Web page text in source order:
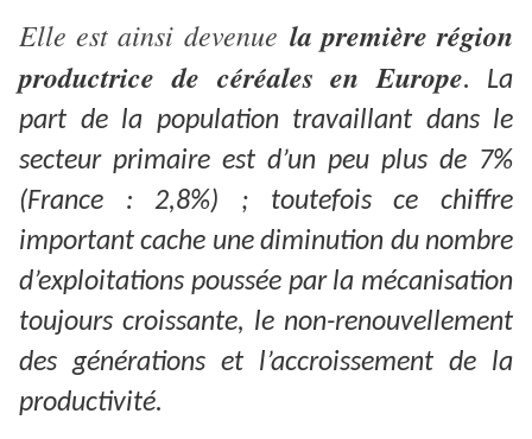
Elle est ainsi devenue la première région
productrice de céréales en Europe. La
part de la population travaillant dans le
secteur primaire est d’un peu plus de 7%
(France : 2,8%) ; toutefois ce chiffre
important cache une diminution du nombre
d’exploitations poussée par la mécanisation
toujours croissante, le non-renouvellement
des générations et l’accroissement de la
productivité.